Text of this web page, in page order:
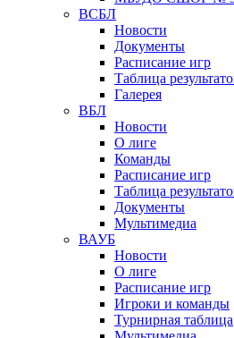
ВСБЛ
Новости
Документы
Расписание игр
Таблица
Галерея
ВБЛ
Новости
О лиге
Команды
Расписание игр
Таблица
Документы
Мультимедиа
ВАУБ
Новости
О лиге
Расписание игр
Игроки и команды
Турнирная таблица